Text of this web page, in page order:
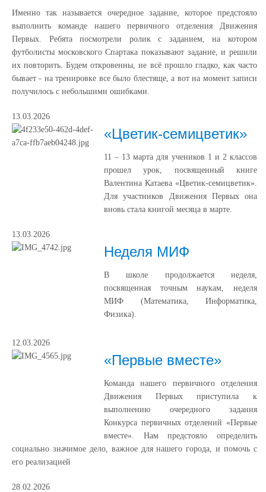
Именно так называется очередное задание, которое предстояло
выполнить команде нашего первичного отделения Движения
Первых. Ребята посмотрели ролик с заданием, на котором
футболисты московского Спартака показывают задание, и решили
их повторить. Будем откровенны, не всё прошло гладко, как часто
бывает - на тренировке все было блестяще, а вот на момент записи
получилось с небольшими ошибками.
13.03.2026
«Цветик-семицветик»
11 – 13 марта для учеников 1 и 2 классов
прошел урок, посвященный книге
Валентина Катаева «Цветик-семицветик».
Для участников Движения Первых она
вновь стала книгой месяца в марте.
13.03.2026
Неделя МИФ
В школе продолжается неделя,
посвященная точным наукам, неделя
МИФ (Математика, Информатика,
Физика).
12.03.2026
«Первые вместе»
Команда нашего первичного отделения
Движения Первых приступила к
выполнению очередного задания
Конкурса первичных отделений «Первые
вместе». Нам предстояло определить
социально значимое дело, важное для нашего города, и помочь с
его реализацией
28.02.2026